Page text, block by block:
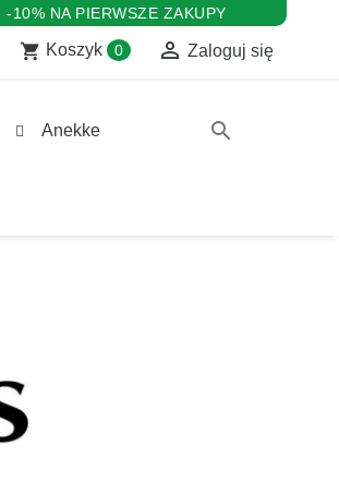
-10% NA PIERWSZE ZAKUPY
shopping_cart Koszyk 0  Zaloguj się
Anekke search